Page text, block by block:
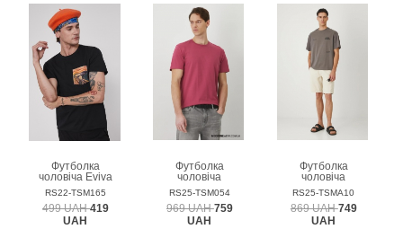
Футболка
чоловіча Eviva
L'arte
RS22-TSM165
499 UAH419
UAH
Футболка
чоловіча
MEDICINE
RS25-TSM054
969 UAH759
UAH
Футболка
чоловіча
MEDICINE
RS25-TSMA10
869 UAH749
UAH